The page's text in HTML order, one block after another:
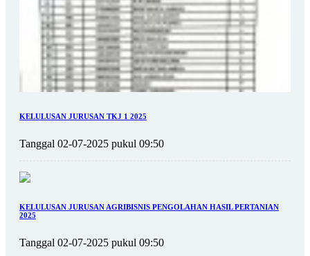
KELULUSAN JURUSAN TKJ 1 2025
Tanggal 02-07-2025 pukul 09:50
KELULUSAN JURUSAN AGRIBISNIS PENGOLAHAN HASIL PERTANIAN
2025
Tanggal 02-07-2025 pukul 09:50